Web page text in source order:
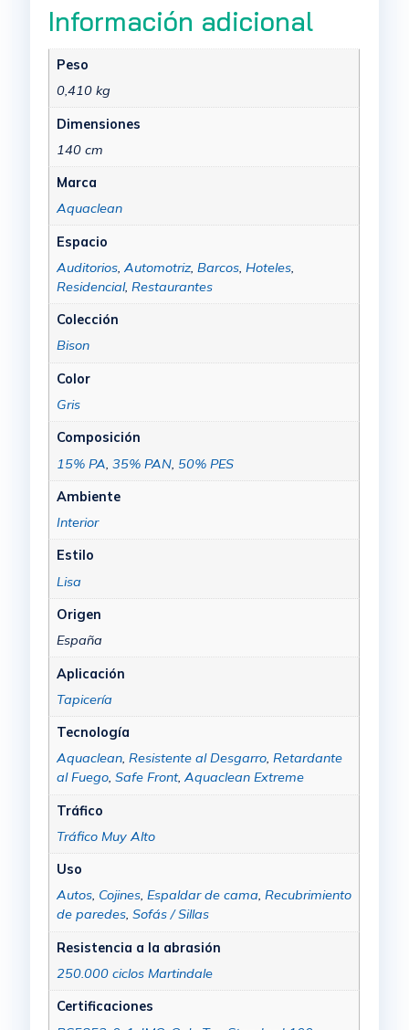
Información adicional
Peso
0,410 kg
Dimensiones
140 cm
Marca
Aquaclean
Espacio
Auditorios, Automotriz, Barcos, Hoteles,
Residencial, Restaurantes
Colección
Bison
Color
Gris
Composición
15% PA 35% PAN, 50% PES
Ambiente
Interior
Estilo
Lisa
Origen
España
Aplicación
Tapicería
Tecnología
Aquaclean, Resistente al Desgarro, Retardante
al Fuego, Safe Front, Aquaclean Extreme
Tráfico
Tráfico Muy Alto
Uso
Autos, Cojines, Espaldar de cama, Recubrimiento
de paredes, Sofás / Sillas
Resistencia a la abrasión
250.000 ciclos Martindale
Certificaciones